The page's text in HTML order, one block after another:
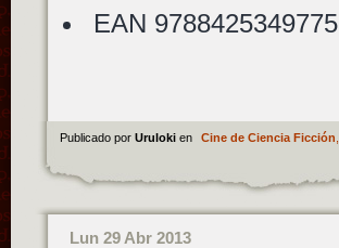
EAN 9788425349775
Publicado por Uruloki en Cine de Ciencia Ficción
Lun 29 Abr 2013